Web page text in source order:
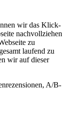
wir das Klick-
nachvollziehen
zu
laufend zu
wir auf dieser
A/B-